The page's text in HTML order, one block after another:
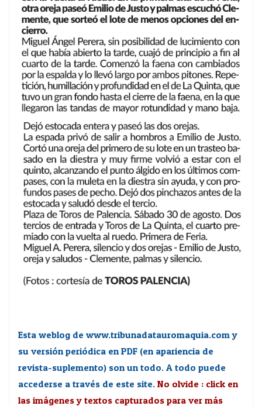
Esta weblog de www.tribunadatauromaquia.com y
su versión periódica en PDF (en apariencia de
revista-suplemento) son un todo. A todo puede
accederse a través de este site. No olvide : click en
las imágenes y textos capturados para ver más